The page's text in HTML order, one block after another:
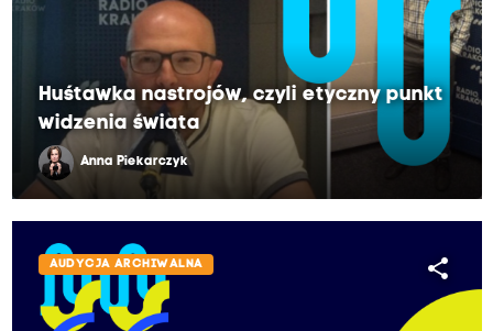
Huśtawka nastrojów, czyli etyczny punkt
widzenia świata
Anna Piekarczyk
AUDYCJA ARCHIWALNA share